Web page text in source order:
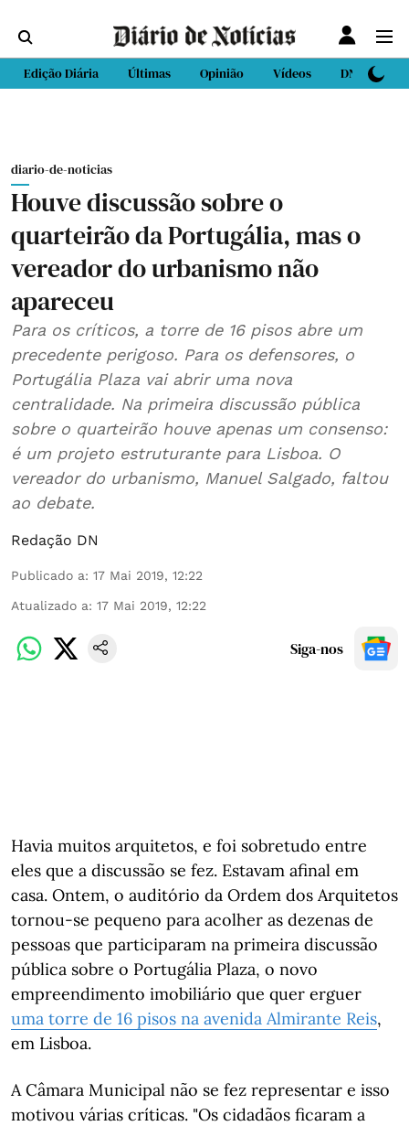
Edição Diária Últimas Opinião Vídeos DN Sport
diario-de-noticias
Houve discussão sobre o
quarteirão da Portugália, mas o
vereador do urbanismo não
apareceu
Para os críticos, a torre de 16 pisos abre um
precedente perigoso. Para os defensores, o
Portugália Plaza vai abrir uma nova
centralidade. Na primeira discussão pública
sobre o quarteirão houve apenas um consenso:
é um projeto estruturante para Lisboa. O
vereador do urbanismo, Manuel Salgado, faltou
ao debate.
Redação DN
Publicado a: 17 Mai 2019, 12:22
Atualizado a: 17 Mai 2019, 12:22
Siga-nos
Havia muitos arquitetos, e foi sobretudo entre
eles que a discussão se fez. Estavam afinal em
casa. Ontem, o auditório da Ordem dos Arquitetos
tornou-se pequeno para acolher as dezenas de
pessoas que participaram na primeira discussão
pública sobre o Portugália Plaza, o novo
empreendimento imobiliário que quer erguer
uma torre de 16 pisos na avenida Almirante Reis,
em Lisboa.
A Câmara Municipal não se fez representar e isso
motivou várias críticas. "Os cidadãos ficaram a